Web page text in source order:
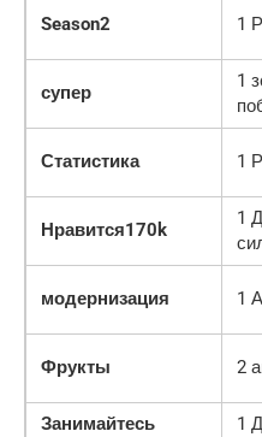
Season2 1
супер
1
Статистика 1
Нравится170k
1
модернизация 1
Фрукты 2
Занимайтесь
1